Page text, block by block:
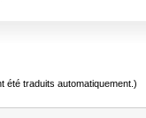
été traduits automatiquement.)